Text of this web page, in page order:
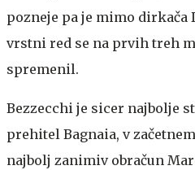
pozneje pa je mimo dirkača
vrstni red se na prvih treh
spremenil.
Bezzecchi je sicer najbolje
prehitel Bagnaia, v
najbolj zanimiv obračun